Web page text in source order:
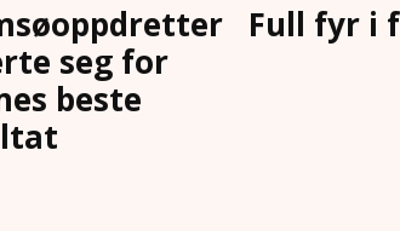
seg for
beste
Full fyr i